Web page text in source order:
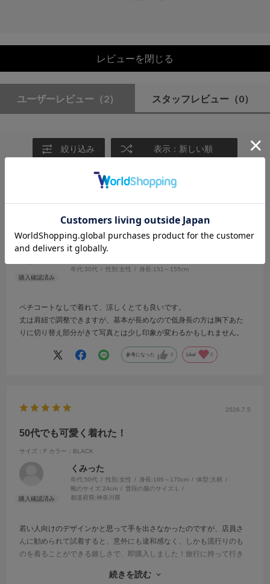
レビューを閉じる
ユーザーレビュー （2） スタッフレビュー （0）
絞り込み 表示：新しい順
しろ
年代:30代 性別:女性 身長:151～155cm
ペチコートなしで着れて、涼しくとても良いです。
丈は肩紐で調整できますが、基本が長めなので低身長の方は胸下あた
りに切り替え部分がきて写真とは少し印象が変わるかもしれません。
参考になった 0 Like! 0
2026.7.5
50代でも可愛く着れた！
サイズ：F カラー：BLACK
くみった
年代:50代 性別:女性 身長:166～170cm 体型:大柄
靴のサイズ:24cm 普段の服のサイズ:L
都道府県:神奈川県
若い人向けのデザインかと思って手を出さなかったのですが、店員さ
んに勧められて試着すると、意外にも違和感なく、しかも流行りのも
のを着ることができる嬉しさで、即購入しました！旅行に持って行き
しました。勧めてくれた店員さんには、素敵な服との出会いにお礼を
続きを読む